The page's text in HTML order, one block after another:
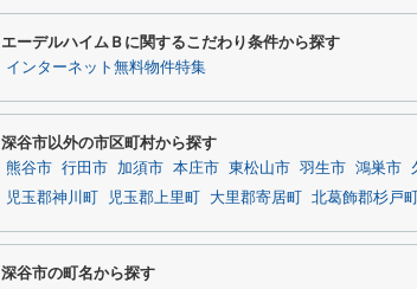
エーデルハイムＢに関するこだわり条件から探す
インターネット無料物件特集
深谷市以外の市区町村から探す
熊谷市 行田市 加須市 本庄市 東松山市 羽生市 鴻巣市
児玉郡神川町
児玉郡上里町 大里郡寄居町 北葛飾郡杉戸町
深谷市の町名から探す